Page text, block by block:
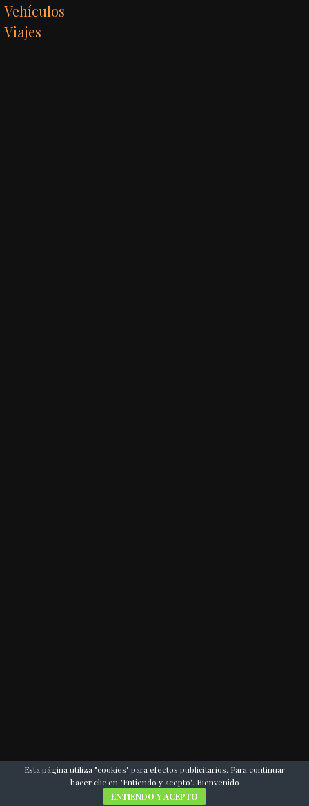
Vehículos
Viajes
Esta página utiliza "cookies" para efectos publicitarios. Para continuar
hacer clic en "Entiendo y acepto". Bienvenido
ENTIENDO Y ACEPTO